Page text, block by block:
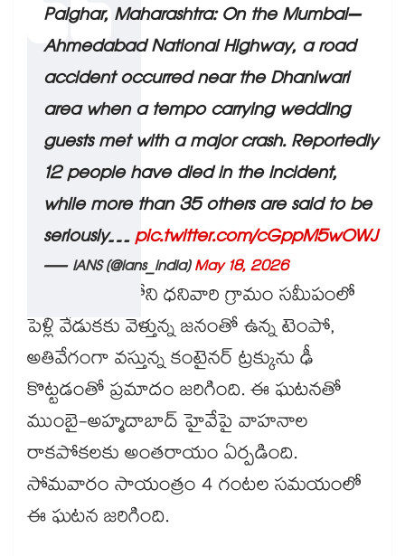
Palghar, Maharashtra: On the Mumbai–
Ahmedabad National Highway, a road
accident occurred near the Dhaniwari
area when a tempo carrying wedding
guests met with a major crash. Reportedly
12 people have died in the incident,
while more than 35 others are said to be
seriously…pic.twitter.com/cGppM5wOWJ
— IANS (@ians_india)May 18, 2026
కాసా ప్రాంతంలోని ధనివారి గ్రామం సమీపంలో
పెళ్లి వేడుకకు వెళ్తున్న జనంతో ఉన్న టెంపో,
అతివేగంగా వస్తున్న కంటైనర్ ట్రక్కును ఢీ
కొట్టడంతో ప్రమాదం జరిగింది. ఈ ఘటనతో
ముంబై-అహ్మదాబాద్ హైవేపై వాహనాల
రాకపోకలకు అంతరాయం ఏర్పడింది.
సోమవారం సాయంత్రం 4 గంటల సమయంలో
ఈ ఘటన జరిగింది.